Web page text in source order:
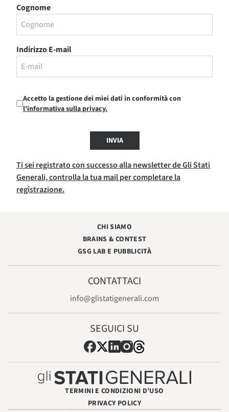
Cognome
Indirizzo E-mail
Accetto la gestione dei miei dati in conformità con
l'informativa sulla privacy.
INVIA
Ti sei registrato con successo alla newsletter de Gli Stati
Generali, controlla la tua mail per completare la
registrazione.
CHI SIAMO
BRAINS & CONTEST
GSG LAB E PUBBLICITÀ
CONTATTACI
info@glistatigenerali.com
SEGUICI SU
TERMINI E CONDIZIONI D’USO
PRIVACY POLICY